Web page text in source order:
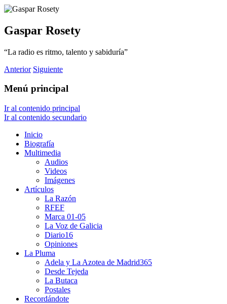
Gaspar Rosety
“La radio es ritmo, talento y sabiduría”
Anterior Siguiente
Menú principal
Ir al contenido principal
Ir al contenido secundario
Inicio
Biografía
Multimedia
Audios
Videos
Imágenes
Artículos
La Razón
RFEF
Marca 01-05
La Voz de Galicia
Diario16
Opiniones
La Pluma
Adela y La Azotea de Madrid365
Desde Tejeda
La Butaca
Postales
Recordándote